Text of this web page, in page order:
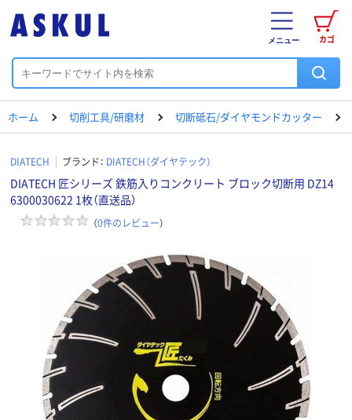
カゴ
メニュー
ホーム 切削工具/研磨材 切断砥石/ダイヤモンドカッター
DIATECH ブランド： DIATECH（ダイヤテック）
DIATECH 匠シリーズ 鉄筋入りコンクリート ブロック切断用 DZ14
6300030622 1枚（直送品）
（0件のレビュー）